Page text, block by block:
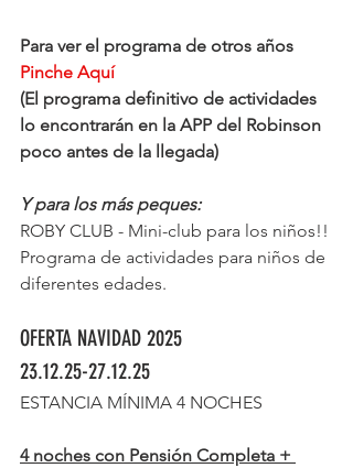
Para ver el programa de otros años
Pinche Aquí
(El programa definitivo de actividades
lo encontrarán en la APP del Robinson
poco antes de la llegada)
Y para los más peques:
ROBY CLUB - Mini-club para los niños!!
Programa de actividades para niños de
diferentes edades.
OFERTA NAVIDAD 2025
23.12.25-27.12.25
ESTANCIA MÍNIMA 4 NOCHES
4 noches con Pensión Completa +